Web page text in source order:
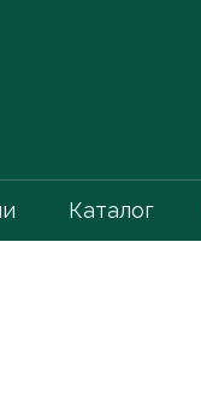
Каталог